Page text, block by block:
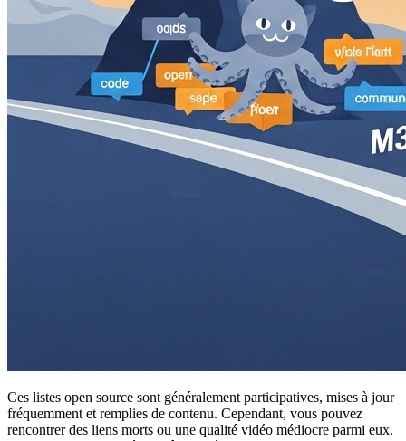
Ces listes open source sont généralement participatives, mises à jour
fréquemment et remplies de contenu. Cependant, vous pouvez
rencontrer des liens morts ou une qualité vidéo médiocre parmi eux.